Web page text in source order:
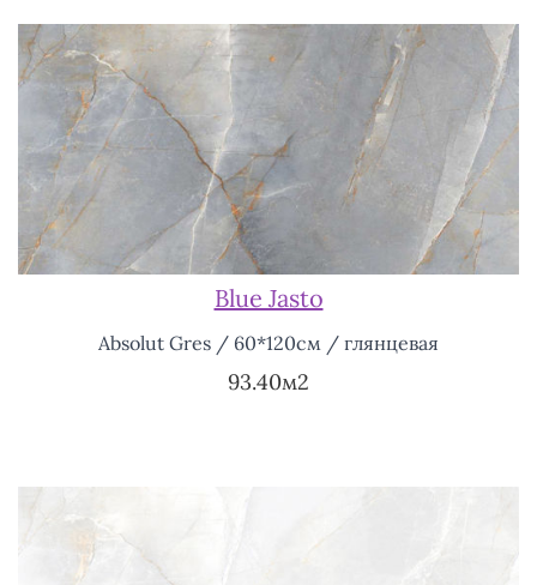
Blue Jasto
Absolut Gres / 60*120см / глянцевая
93.40м2